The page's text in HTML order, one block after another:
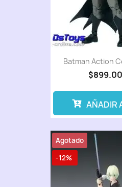
Batman Action
$899.00
AÑADIR
-12%
Agotado